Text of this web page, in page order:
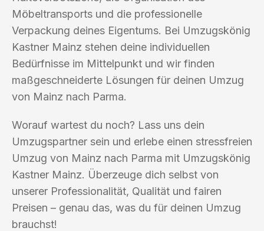
Möbeltransports und die professionelle
Verpackung deines Eigentums. Bei Umzugskönig
Kastner Mainz stehen deine individuellen
Bedürfnisse im Mittelpunkt und wir finden
maßgeschneiderte Lösungen für deinen Umzug
von Mainz nach Parma.
Worauf wartest du noch? Lass uns dein
Umzugspartner sein und erlebe einen stressfreien
Umzug von Mainz nach Parma mit Umzugskönig
Kastner Mainz. Überzeuge dich selbst von
unserer Professionalität, Qualität und fairen
Preisen – genau das, was du für deinen Umzug
brauchst!